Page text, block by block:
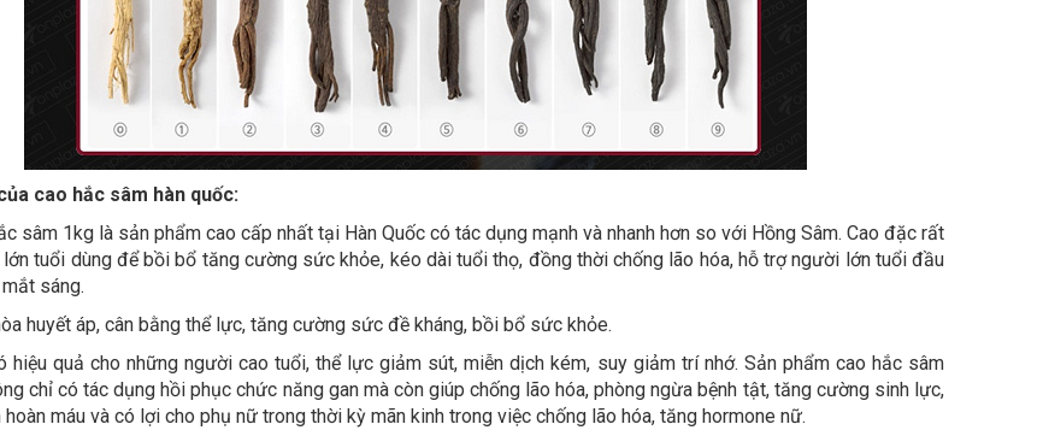
cao hắc sâm hàn quốc:
sâm 1kg là sản phẩm cao cấp nhất tại Hàn Quốc có tác dụng mạnh và nhanh hơn so với Hồng Sâm. Cao đặc rất
tuổi dùng để bồi bổ tăng cường sức khỏe, kéo dài tuổi thọ, đồng thời chống lão hóa, hỗ trợ người lớn tuổi đầu
sáng.
huyết áp, cân bằng thể lực, tăng cường sức đề kháng, bồi bổ sức khỏe.
quả cho những người cao tuổi, thể lực giảm sút, miễn dịch kém, suy giảm trí nhớ. Sản phẩm cao hắc sâm
chỉ có tác dụng hồi phục chức năng gan mà còn giúp chống lão hóa, phòng ngừa bệnh tật, tăng cường sinh lực,
máu và có lợi cho phụ nữ trong thời kỳ mãn kinh trong việc chống lão hóa, tăng hormone nữ.